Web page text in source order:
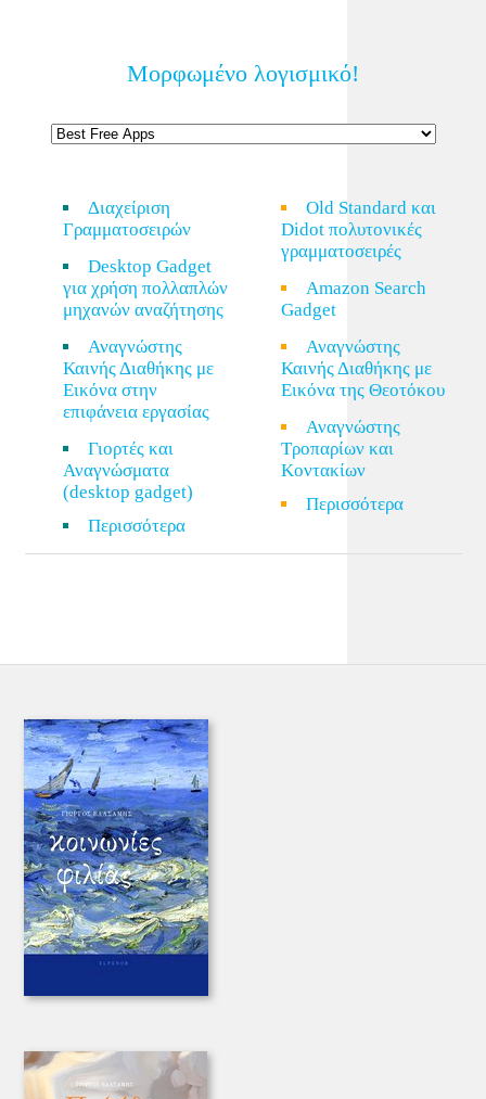
Μορφωμένο λογισμικό!
Διαχείριση
Γραμματοσειρών
Desktop Gadget
για χρήση πολλαπλών
μηχανών αναζήτησης
Αναγνώστης
Καινής Διαθήκης με
Εικόνα στην
επιφάνεια εργασίας
Γιορτές και
Αναγνώσματα
(desktop gadget)
Περισσότερα
Old Standard και
Didot πολυτονικές
γραμματοσειρές
Amazon Search
Gadget
Αναγνώστης
Καινής Διαθήκης με
Εικόνα της Θεοτόκου
Αναγνώστης
Τροπαρίων και
Κοντακίων
Περισσότερα